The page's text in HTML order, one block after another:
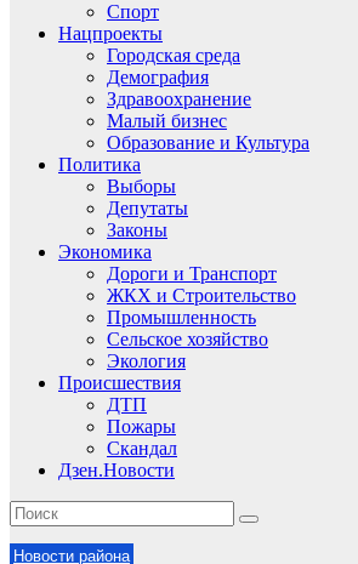
Спорт
Нацпроекты
Городская среда
Демография
Здравоохранение
Малый бизнес
Образование и Культура
Политика
Выборы
Депутаты
Законы
Экономика
Дороги и Транспорт
ЖКХ и Строительство
Промышленность
Сельское хозяйство
Экология
Происшествия
ДТП
Пожары
Скандал
Дзен.Новости
Новости района